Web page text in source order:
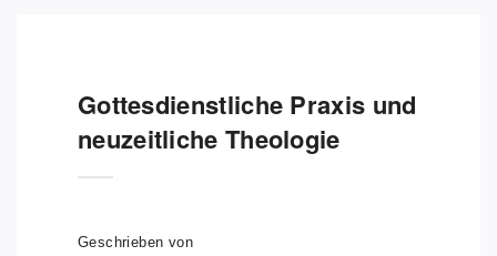
Gottesdienstliche Praxis und
neuzeitliche Theologie
Geschrieben von